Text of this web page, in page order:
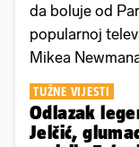
da boluje od
popularnoj
Mikea
TUŽNE VIJESTI
Odlazak
Jelčić,